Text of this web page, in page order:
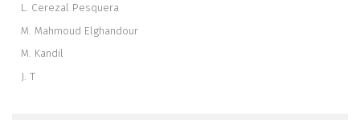
L. Cerezal Pesquera
M. Mahmoud Elghandour
M. Kandil
J. T